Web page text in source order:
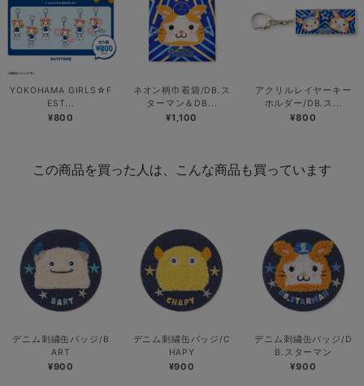
YOKOHAMA GIRLS☆F
EST...
¥800
ネオン柄巾着袋/DB.ス
ターマン＆DB...
¥1,100
アクリルレイヤーキー
ホルダー/DB.ス...
¥800
この商品を買った人は、こんな商品も買っています
デニム刺繍缶バッジ/B
ART
¥900
デニム刺繍缶バッジ/C
HAPY
¥900
デニム刺繍缶バッジ/D
B.スターマン
¥900